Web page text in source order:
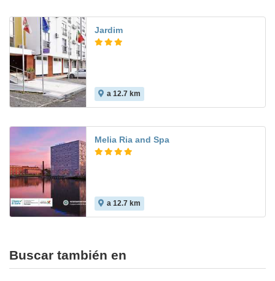
Jardim
a 12.7 km
Melia Ria and Spa
a 12.7 km
Buscar también en